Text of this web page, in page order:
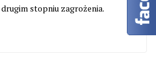
stopniu zagrożenia.